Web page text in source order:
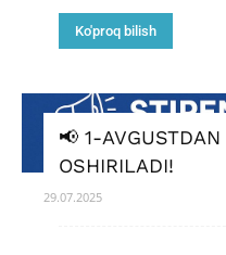
Ko'proq bilish
📢 1-
OSHIRILADI!
29.07.2025